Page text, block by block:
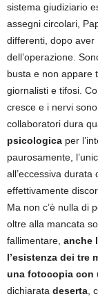
sistema giudiziario
assegni circolari,
differenti, dopo aver
dell’operazione.
busta e non appare
giornalisti e tifosi.
cresce e i nervi
collaboratori dura
psicologica per
paurosamente,
all’eccessiva durata
effettivamente
Ma non c’è nulla di
oltre alla mancata
fallimentare, anche
l’esistenza dei tre
una fotocopia con
dichiarata deserta ,